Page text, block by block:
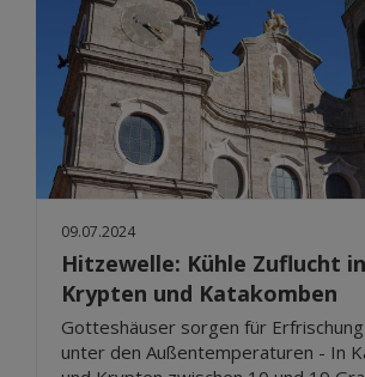
09.07.2024
Hitzewelle: Kühle Zuflucht
Krypten und Katakomben
Gotteshäuser sorgen für
unter den Außentemperaturen - In